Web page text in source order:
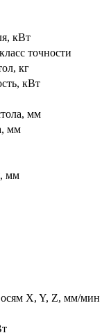
кВт
точности
кг
кВт
мм
мм
мм
X, Y, Z, мм/мин